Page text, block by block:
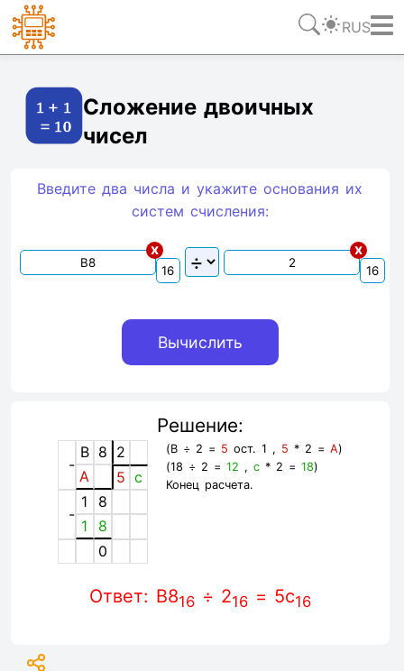
RUS
Сложение двоичных
чисел
Введите два числа и укажите основания их
систем счиcления:
x x
Решение:
-
B 8 2
A
5 c
-
1
8
1
8
0
(B ÷ 2 = 5 ост. 1 , 5 * 2 = A)
(18 ÷ 2 = 12 , c* 2 = 18)
Конец расчета.
Ответ: B816 ÷ 216 = 5c16